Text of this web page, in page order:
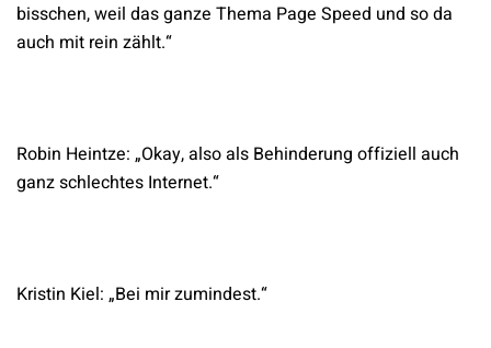
bisschen, weil das ganze Thema Page Speed und so da
auch mit rein zählt.“
Robin Heintze: „Okay, also als Behinderung offiziell auch
ganz schlechtes Internet.“
Kristin Kiel: „Bei mir zumindest.“